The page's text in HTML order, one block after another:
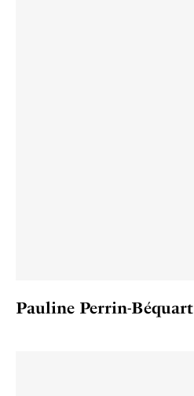
Pauline Perrin-Béquart